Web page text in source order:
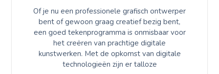
Of je nu een professionele grafisch ontwerper
bent of gewoon graag creatief bezig bent,
een goed tekenprogramma is onmisbaar voor
het creëren van prachtige digitale
kunstwerken. Met de opkomst van digitale
technologieën zijn er talloze